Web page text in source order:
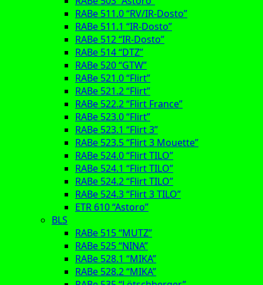
RABe 511.0 “RV/IR-Dosto”
RABe 511.1 “IR-Dosto”
RABe 512 “IR-Dosto”
RABe 514 “DTZ”
RABe 520 “GTW”
RABe 521.0 “Flirt”
RABe 521.2 “Flirt”
RABe 522.2 “Flirt France”
RABe 523.0 “Flirt”
RABe 523.1 “Flirt 3”
RABe 523.5 “Flirt 3 Mouette”
RABe 524.0 “Flirt TILO”
RABe 524.1 “Flirt TILO”
RABe 524.2 “Flirt TILO”
RABe 524.3 “Flirt 3 TILO”
ETR 610 “Astoro”
BLS
RABe 515 “MUTZ”
RABe 525 “NINA”
RABe 528.1 “MIKA”
RABe 528.2 “MIKA”